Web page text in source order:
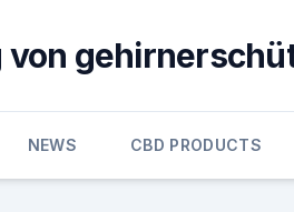
NEWS CBD PRODUCTS